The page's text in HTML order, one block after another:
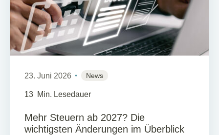
23. Juni 2026 News
13 Min. Lesedauer
Mehr Steuern ab 2027? Die
wichtigsten Änderungen im Überblick